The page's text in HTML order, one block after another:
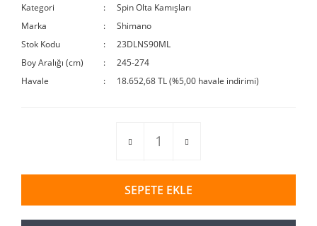
Kategori
Spin Olta Kamışları
Marka
Shimano
Stok Kodu
23DLNS90ML
Boy Aralığı (cm)
245-274
Havale
18.652,68 TL (%5,00 havale indirimi)
SEPETE EKLE